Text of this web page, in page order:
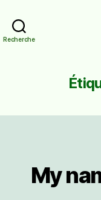
Recherche
My